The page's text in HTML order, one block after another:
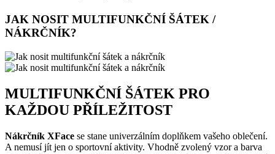
JAK NOSIT MULTIFUNKČNÍ ŠÁTEK /
NÁKRČNÍK?
MULTIFUNKČNÍ ŠÁTEK PRO
KAŽDOU PŘÍLEŽITOST
Nákrčník XFace se stane univerzálním doplňkem vašeho oblečení.
A nemusí jít jen o sportovní aktivity. Vhodně zvolený vzor a barva